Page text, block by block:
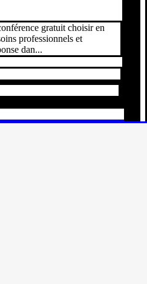
gratuit choisir en
professionnels et
dan...